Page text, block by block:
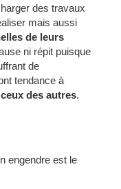
des travaux
mais aussi
de leurs
ni répit puisque
de
tendance à
des autres.
engendre est le